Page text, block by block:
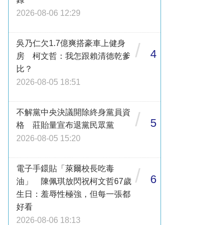
2026-08-06 12:29
吳乃仁欠1.7億爽搭豪車上健身
房 柯文哲：我怎跟賴清德乾爹
比？
2026-08-05 18:51
/ 4
不解黨中央決議開除終身黨員資
格 莊貽量宣布退黨民眾黨
2026-08-05 15:20
/ 5
電子手鐶貼「萊爾校長吃毒
油」 陳佩琪放閃祝柯文哲67歲
生日：羞辱性極強，但每一張都
好看
2026-08-06 18:13
/ 6